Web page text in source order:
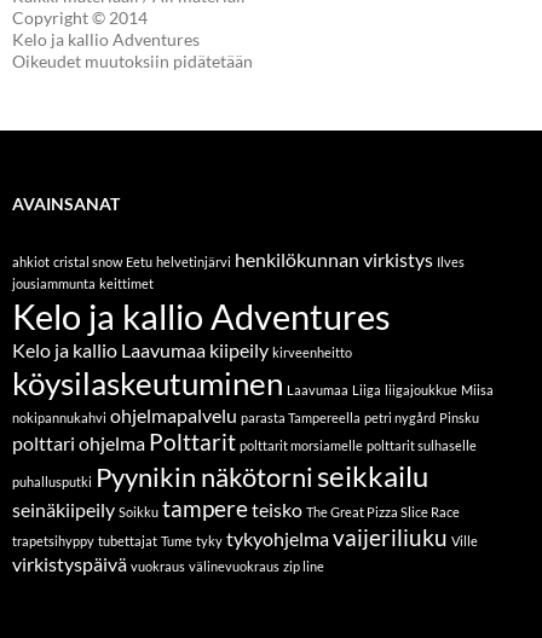
Copyright © 2014
Kelo ja kallio Adventures
Oikeudet muutoksiin pidätetään
AVAINSANAT
ahkiot cristal snow Eetu helvetinjärvi henkilökunnan virkistys Ilves
jousiammunta keittimet
Kelo ja kallio Adventures
Kelo ja kallio Laavumaa kiipeily kirveenheitto
köysilaskeutuminen Laavumaa Liiga liigajoukkue Miisa
nokipannukahvi ohjelmapalvelu parasta Tampereella petri nygård Pinsku
polttari ohjelma Polttarit polttarit morsiamelle polttarit sulhaselle
puhallusputki Pyynikin näkötorniseikkailu
seinäkiipeily Soikku tampereteisko The Great Pizza Slice Race
trapetsihyppy tubettajat Tume tyky tykyohjelmavaijeriliuku Ville
virkistyspäivä vuokraus välinevuokraus zip line